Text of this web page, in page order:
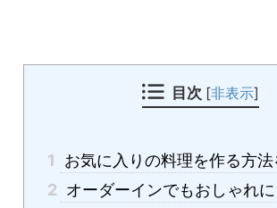
目次 [非表示]
1
お気に入りの料理を作る方法
2 オーダーインでもおしゃれに